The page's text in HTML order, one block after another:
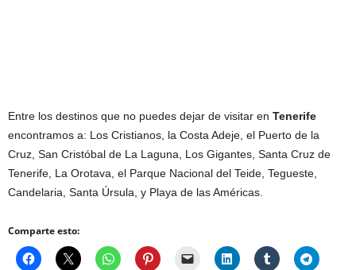
Entre los destinos que no puedes dejar de visitar en Tenerife
encontramos a: Los Cristianos, la Costa Adeje, el Puerto de la
Cruz, San Cristóbal de La Laguna, Los Gigantes, Santa Cruz de
Tenerife, La Orotava, el Parque Nacional del Teide, Tegueste,
Candelaria, Santa Úrsula, y Playa de las Américas.
Comparte esto: